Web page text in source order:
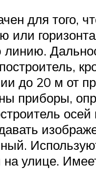
для того,
или
до 20 м от
приборы,
улице.